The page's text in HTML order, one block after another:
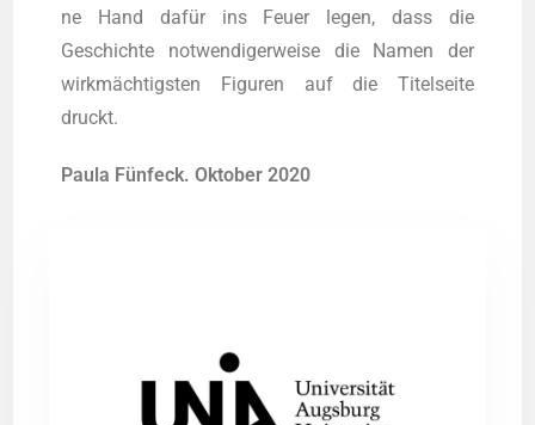
ne Hand dafür ins Feu­er legen, dass die
Geschich­te not­wen­di­ger­wei­se die Namen der
wirkmächtigsten Figu­ren auf die Titel­sei­te
druckt.
Pau­la Fünfeck. Okto­ber 2020